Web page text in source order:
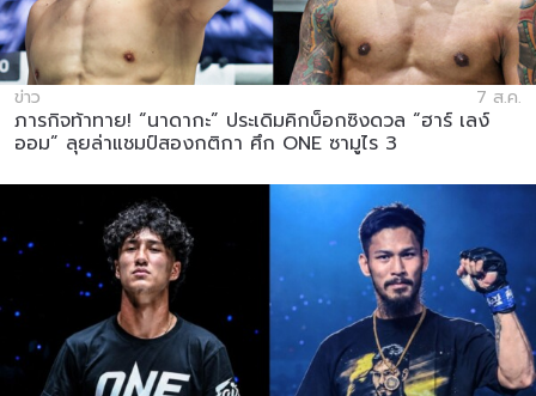
ข่าว 7 ส.ค.
ภารกิจท้าทาย! “นาดากะ” ประเดิมคิกบ็อกซิงดวล “ฮาร์ เลง์
ออม” ลุยล่าแชมป์สองกติกา ศึก ONE ซามูไร 3